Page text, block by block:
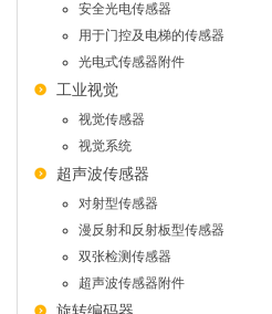
安全光电传感器
用于门控及电梯的传感器
光电式传感器附件
工业视觉
视觉传感器
视觉系统
超声波传感器
对射型传感器
漫反射和反射板型传感器
双张检测传感器
超声波传感器附件